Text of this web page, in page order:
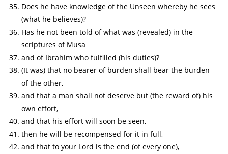
Does he have knowledge of the Unseen whereby he sees
(what he believes)?
Has he not been told of what was (revealed) in the
scriptures of Musa
and of Ibrahim who fulfilled (his duties)?
(It was) that no bearer of burden shall bear the burden
of the other,
and that a man shall not deserve but (the reward of) his
own effort,
and that his effort will soon be seen,
then he will be recompensed for it in full,
and that to your Lord is the end (of every one),